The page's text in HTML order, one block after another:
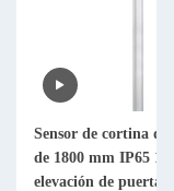
Sensor de cortina
de 1800 mm IP65
elevación de